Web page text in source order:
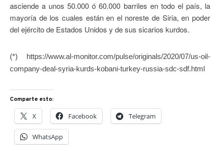
asciende a unos 50.000 ó 60.000 barriles en todo el país, la
mayoría de los cuales están en el noreste de Siria, en poder
del ejército de Estados Unidos y de sus sicarios kurdos.
(*) https://www.al-monitor.com/pulse/originals/2020/07/us-oil-
company-deal-syria-kurds-kobani-turkey-russia-sdc-sdf.html
Comparte esto:
X Facebook Telegram
WhatsApp